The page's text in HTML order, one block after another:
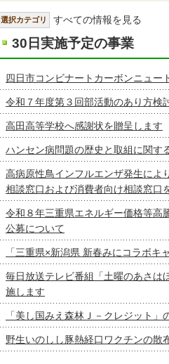
選択カテゴリ すべての情報を見る
30日実施予定の事業
四日市コンビナートカーボンニュー
令和７年度第３回部活動のあり方検
高田高等学校へ感謝状を贈呈します
ハンセン病問題の歴史と取組に関す
高病原性鳥インフルエンザ発生によ
相談窓口および消費者向け相談窓口
令和８年三重県エネルギー価格等高
公募について
「三重県×新潟県 新春みにコラボキ
毎日放送テレビ番組「土曜のあさは
施します
「美し国みえ森林Ｊ－クレジット」
野生いのしし豚熱経口ワクチンの散